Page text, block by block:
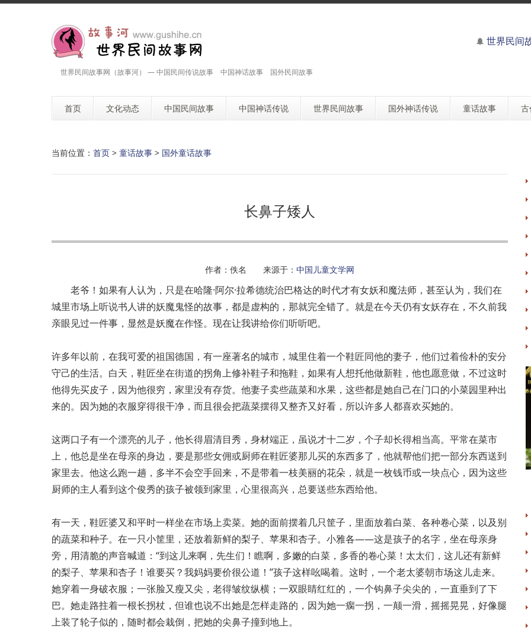
世界民间故事网（故事河） — 中国民间传说故事 中国神话故事 国外民间故事
世界民间
首页 文化动态 中国民间故事 中国神话传说 世界民间故事 国外神话传说 童话故事
当前位置： 首页 > 童话故事 > 国外童话故事
长鼻子矮人
作者：佚名 来源于： 中国儿童文学网
老爷！如果有人认为，只是在哈隆·阿尔·拉希德统治巴格达的时代才有女妖和魔法师，甚至认为，我们在
城里市场上听说书人讲的妖魔鬼怪的故事，都是虚构的，那就完全错了。就是在今天仍有女妖存在，不久前我
亲眼见过一件事，显然是妖魔在作怪。现在让我讲给你们听听吧。
许多年以前，在我可爱的祖国德国，有一座著名的城市，城里住着一个鞋匠同他的妻子，他们过着俭朴的安分
守己的生活。白天，鞋匠坐在街道的拐角上修补鞋子和拖鞋，如果有人想托他做新鞋，他也愿意做，不过这时
他得先买皮子，因为他很穷，家里没有存货。他妻子卖些蔬菜和水果，这些都是她自己在门口的小菜园里种出
来的。因为她的衣服穿得很干净，而且很会把蔬菜摆得又整齐又好看，所以许多人都喜欢买她的。
这两口子有一个漂亮的儿子，他长得眉清目秀，身材端正，虽说才十二岁，个子却长得相当高。平常在菜市
上，他总是坐在母亲的身边，要是那些女佣或厨师在鞋匠婆那儿买的东西多了，他就帮他们把一部分东西送到
家里去。他这么跑一趟，多半不会空手回来，不是带着一枝美丽的花朵，就是一枚钱币或一块点心，因为这些
厨师的主人看到这个俊秀的孩子被领到家里，心里很高兴，总要送些东西给他。
有一天，鞋匠婆又和平时一样坐在市场上卖菜。她的面前摆着几只筐子，里面放着白菜、各种卷心菜，以及别
的蔬菜和种子。在一只小筐里，还放着新鲜的梨子、苹果和杏子。小雅各——这是孩子的名字，坐在母亲身
旁，用清脆的声音喊道：“到这儿来啊，先生们！瞧啊，多嫩的白菜，多香的卷心菜！太太们，这儿还有新鲜
的梨子、苹果和杏子！谁要买？我妈妈要价很公道！”孩子这样吆喝着。这时，一个老太婆朝市场这儿走来。
她穿着一身破衣服；一张脸又瘦又尖，老得皱纹纵横；一双眼睛红红的，一个钩鼻子尖尖的，一直垂到了下
巴。她走路拄着一根长拐杖，但谁也说不出她是怎样走路的，因为她一瘸一拐，一颠一滑，摇摇晃晃，好像腿
上装了轮子似的，随时都会栽倒，把她的尖鼻子撞到地上。